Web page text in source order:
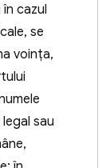
cazul
se
voinţa,
sau